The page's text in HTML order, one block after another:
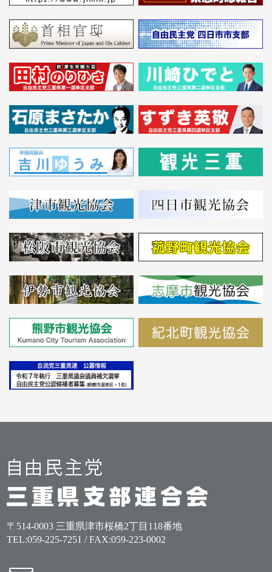
〒514-0003 三重県津市桜橋2丁目118番地
TEL:059-225-7251 / FAX:059-223-0002